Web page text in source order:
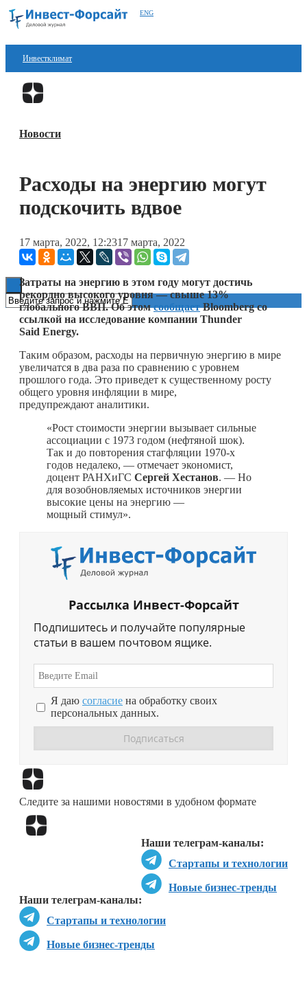
ENG
Инвестклимат
Финансы
Блокчейн
Книги
Новости
Расходы на энергию могут
подскочить вдвое
17 марта, 2022, 12:2317 марта, 2022
Затраты на энергию в этом году могут достичь
рекордно высокого уровня — свыше 13%
глобального ВВП. Об этомсообщаетBloomberg со
ссылкой на исследование компании Thunder
Said Energy.
Таким образом, расходы на первичную энергию в мире
увеличатся в два раза по сравнению с уровнем
прошлого года. Это приведет к существенному росту
общего уровня инфляции в мире,
предупреждают аналитики.
«Рост стоимости энергии вызывает сильные
ассоциации с 1973 годом (нефтяной шок).
Так и до повторения стагфляции 1970-х
годов недалеко, — отмечает экономист,
доцент РАНХиГС Сергей Хестанов. — Но
для возобновляемых источников энергии
высокие цены на энергию —
мощный стимул».
Рассылка Инвест-Форсайт
Подпишитесь и получайте популярные
статьи в вашем почтовом ящике.
Я даю согласие на обработку своих
персональных данных.
Следите за нашими новостями в удобном формате
Наши телеграм-каналы:
Стартапы и технологии
Новые бизнес-тренды
Наши телеграм-каналы:
Стартапы и технологии
Новые бизнес-тренды